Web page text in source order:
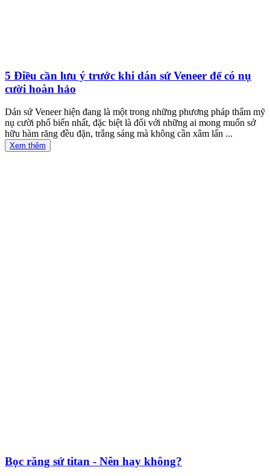
5 Điều cần lưu ý trước khi dán sứ Veneer để có nụ
cười hoàn hảo
Dán sứ Veneer hiện đang là một trong những phương pháp thẩm mỹ
nụ cười phổ biến nhất, đặc biệt là đối với những ai mong muốn sở
hữu hàm răng đều đặn, trắng sáng mà không cần xâm lấn ...
Xem thêm
Bọc răng sứ titan - Nên hay không?